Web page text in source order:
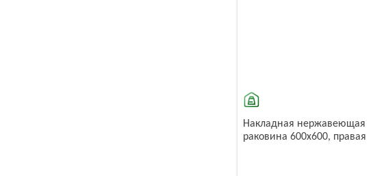
Накладная нержавеющая
раковина 600x600, правая